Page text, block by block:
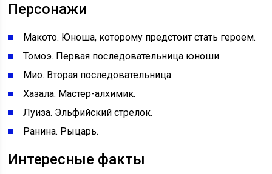
Персонажи
Макото. Юноша, которому предстоит стать героем.
Томоэ. Первая последовательница юноши.
Мио. Вторая последовательница.
Хазала. Мастер-алхимик.
Луиза. Эльфийский стрелок.
Ранина. Рыцарь.
Интересные факты